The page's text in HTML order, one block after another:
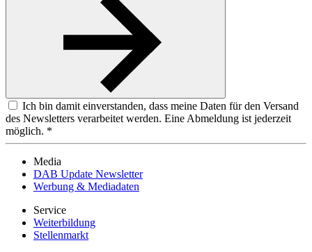
Ich bin damit einverstanden, dass meine Daten für den Versand
des Newsletters verarbeitet werden. Eine Abmeldung ist jederzeit
möglich. *
Media
DAB Update Newsletter
Werbung & Mediadaten
Service
Weiterbildung
Stellenmarkt